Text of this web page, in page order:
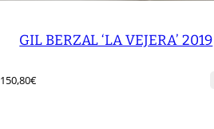
GIL BERZAL ‘LA VEJERA’ 2019
150,80€